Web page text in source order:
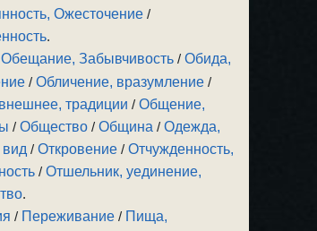
Ожесточение /
.
Обещание, Забывчивость /Обида,
/Обличение, вразумление /
традиции /Общение,
/Общество /Община /Одежда,
/Откровение /Отчужденность,
/Отшельник, уединение,
.
/ Переживание / Пища,